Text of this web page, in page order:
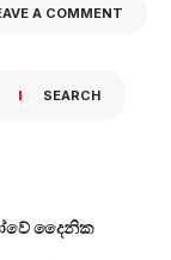
A COMMENT
SEARCH
දෛනික